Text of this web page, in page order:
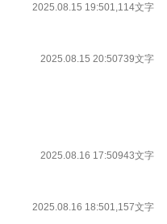
2025.08.15 19:501,114文字
2025.08.15 20:50739文字
2025.08.16 17:50943文字
2025.08.16 18:501,157文字